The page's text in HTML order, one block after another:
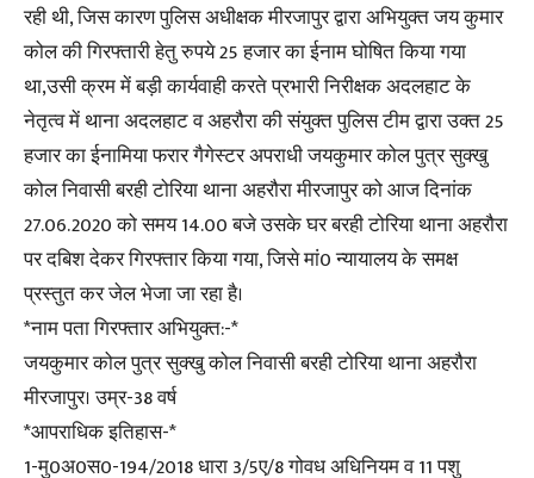
रही थी, जिस कारण पुलिस अधीक्षक मीरजापुर द्वारा अभियुक्त जय कुमार
कोल की गिरफ्तारी हेतु रुपये 25 हजार का ईनाम घोषित किया गया
था,उसी क्रम में बड़ी कार्यवाही करते प्रभारी निरीक्षक अदलहाट के
नेतृत्व में थाना अदलहाट व अहरौरा की संयुक्त पुलिस टीम द्वारा उक्त 25
हजार का ईनामिया फरार गैगेस्टर अपराधी जयकुमार कोल पुत्र सुक्खु
कोल निवासी बरही टोरिया थाना अहरौरा मीरजापुर को आज दिनांक
27.06.2020 को समय 14.00 बजे उसके घर बरही टोरिया थाना अहरौरा
पर दबिश देकर गिरफ्तार किया गया, जिसे मां0 न्यायालय के समक्ष
प्रस्तुत कर जेल भेजा जा रहा है।
*नाम पता गिरफ्तार अभियुक्त:-*
जयकुमार कोल पुत्र सुक्खु कोल निवासी बरही टोरिया थाना अहरौरा
मीरजापुर। उम्र-38 वर्ष
*आपराधिक इतिहास-*
1-मु0अ0स0-194/2018 धारा 3/5ए/8 गोवध अधिनियम व 11 पशु